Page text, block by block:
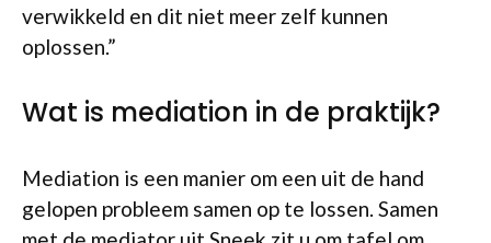
verwikkeld en dit niet meer zelf kunnen
oplossen.”
Wat is mediation in de praktijk?
Mediation is een manier om een uit de hand
gelopen probleem samen op te lossen. Samen